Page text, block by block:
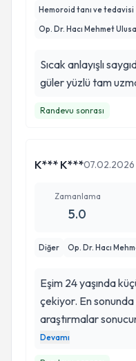
Hemoroid tanı ve tedavisi
Op. Dr. Hacı Mehmet
Sıcak anlayışlı
güler yüzlü tam
Randevu sonrası
K*** K***07.02.2026
Zamanlama
5.0
Diğer Op. Dr. Hacı
Eşim 24 yaşında
çekiyor. En
araştırmalar
düşünmeden direk
Devamı